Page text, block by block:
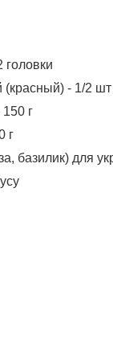
головки
(красный) - 1/2 шт
150 г
г
базилик) для